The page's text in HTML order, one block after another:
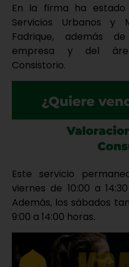
En la firma ha
Servicios Urbanos y
Fadrique, además
empresa y del
Consistorio.
Este servicio
viernes de 10:00 a
Además, los sábados
9:00 a 14:00 horas.